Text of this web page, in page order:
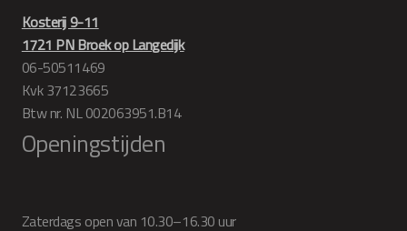
Kosterij 9-11
1721 PN Broek op Langedijk
06-50511469
Kvk 37123665
Btw nr. NL 002063951.B14
Openingstijden
Zaterdags open van 10.30–16.30 uur